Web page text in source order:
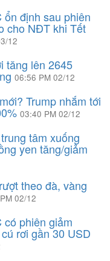
định sau phiên
cho NĐT khi Tết
12
tăng lên 2645
06:56 PM 02/12
Trump nhắm tới
03:40 PM 02/12
tâm xuống
yen tăng/giảm
theo đà, vàng
02/12
có phiên giảm
rơi gần 30 USD